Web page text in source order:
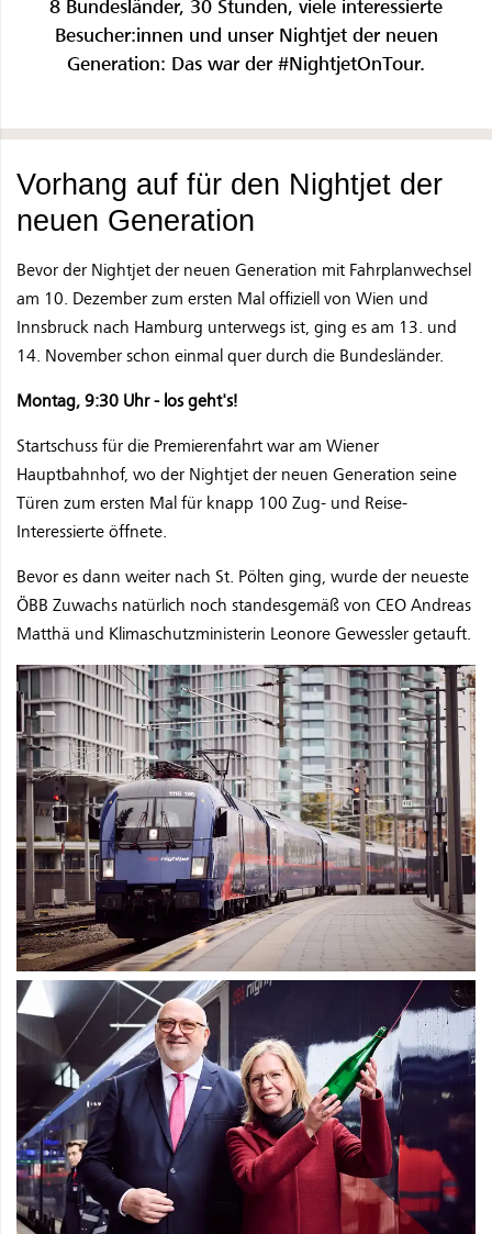
8 Bundesländer, 30 Stunden, viele interessierte
Besucher:innen und unser Nightjet der neuen
Generation: Das war der #NightjetOnTour.
Vorhang auf für den Nightjet der
neuen Generation
Bevor der Nightjet der neuen Generation mit Fahrplanwechsel
am 10. Dezember zum ersten Mal offiziell von Wien und
Innsbruck nach Hamburg unterwegs ist, ging es am 13. und
14. November schon einmal quer durch die Bundesländer.
Montag, 9:30 Uhr - los geht's!
Startschuss für die Premierenfahrt war am Wiener
Hauptbahnhof, wo der Nightjet der neuen Generation seine
Türen zum ersten Mal für knapp 100 Zug- und Reise-
Interessierte öffnete.
Bevor es dann weiter nach St. Pölten ging, wurde der neueste
ÖBB Zuwachs natürlich noch standesgemäß von CEO Andreas
Matthä und Klimaschutzministerin Leonore Gewessler getauft.